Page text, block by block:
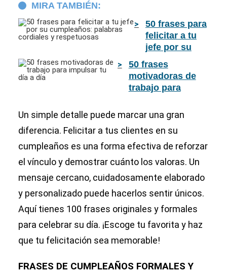
MIRA TAMBIÉN:
50 frases para
felicitar a tu
jefe por su
palabras
cordiales y
respetuosas
50 frases
motivadoras de
trabajo para
día
Un simple detalle puede marcar una gran
diferencia. Felicitar a tus clientes en su
cumpleaños es una forma efectiva de reforzar
el vínculo y demostrar cuánto los valoras. Un
mensaje cercano, cuidadosamente elaborado
y personalizado puede hacerlos sentir únicos.
Aquí tienes 100 frases originales y formales
para celebrar su día. ¡Escoge tu favorita y haz
que tu felicitación sea memorable!
FRASES DE CUMPLEAÑOS FORMALES Y